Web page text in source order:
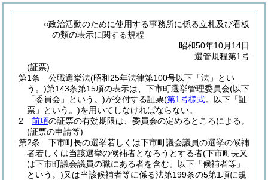
○政治活動のために使用する事務所に係る立札及び看板
の類の表示に関する規程
昭和50年10月14日
選管規程第1号
(証票)
第1条
公職選挙法(昭和25年法律第100号以下「法」とい
う。)第143条第15項の表示は、下市町選挙管理委員会(以下
「委員会」という。)が交付する証票(第1号様式。以下「証
票」という。)を用いてしなければならない。
2
前項の証票の有効期限は、委員会の定めるところによる。
(証票の申請等)
第2条
下市町長の選挙若しくは下市町議会議員の選挙の候補
者若しくは当該選挙の候補者となろうとする者(下市町長又
は下市町議会議員の職にある者を含む。以下「候補者等」
という。)又は当該候補者等に係る法第199条の5第1項に規